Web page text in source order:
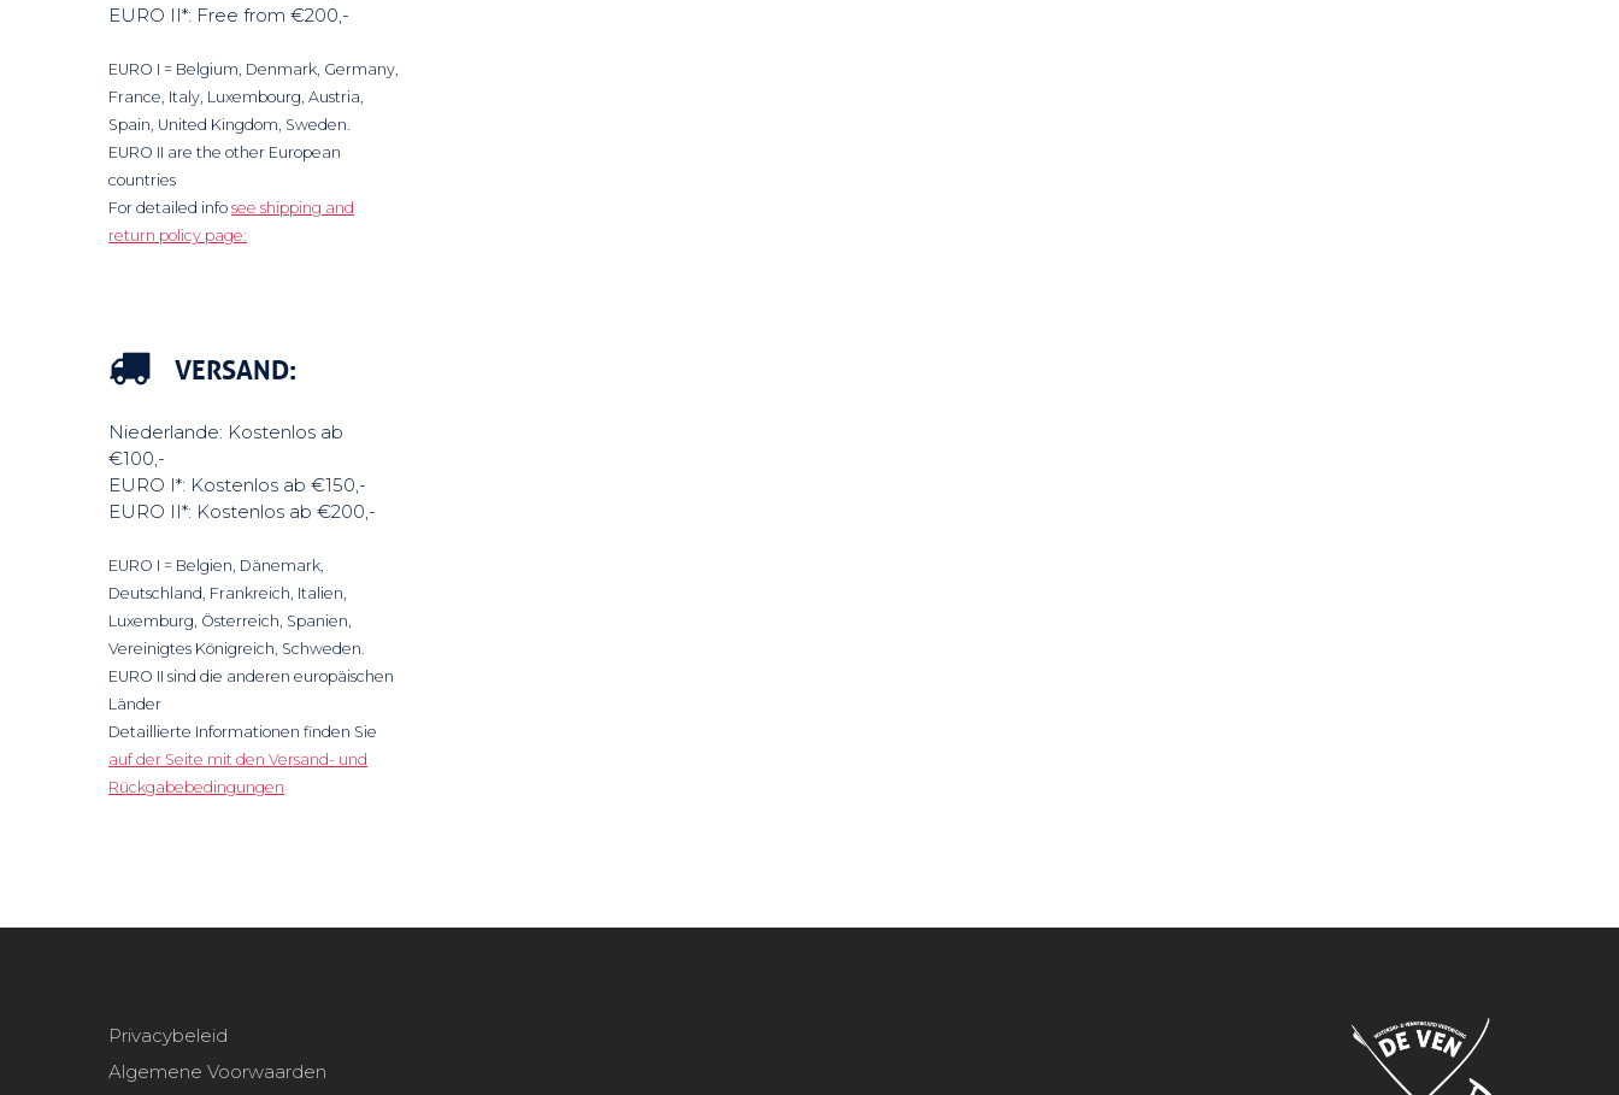
EURO II*: Free from €200,-
EURO I = Belgium, Denmark, Germany,
France, Italy, Luxembourg, Austria,
Spain, United Kingdom, Sweden.
EURO II are the other European
countries
For detailed infosee shipping and
return policy page:
VERSAND:
Niederlande: Kostenlos ab
€100,-
EURO I*: Kostenlos ab €150,-
EURO II*: Kostenlos ab €200,-
EURO I = Belgien, Dänemark,
Deutschland, Frankreich, Italien,
Luxemburg, Österreich, Spanien,
Vereinigtes Königreich, Schweden.
EURO II sind die anderen europäischen
Länder
Detaillierte Informationen finden Sie
auf der Seite mit den Versand- und
Rückgabebedingungen
Privacybeleid
Algemene Voorwaarden